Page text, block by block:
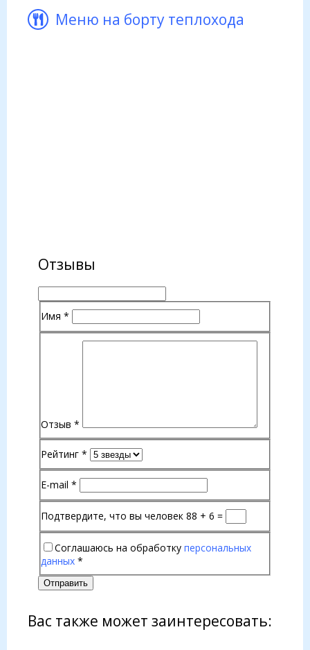
Меню на борту теплохода
Отзывы
Имя *
Отзыв *
Рейтинг *
E-mail *
Подтвердите, что вы человек 88 + 6 =
Соглашаюсь на обработку персональных
данных *
Отправить
Вас также может заинтересовать: